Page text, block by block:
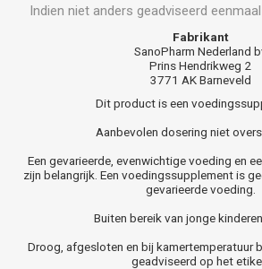
Indien niet anders geadviseerd
Fabrikant
SanoPharm Nederland
Prins Hendrikweg 2
3771 AK Barneveld
Dit product is een
Aanbevolen dosering niet
Een gevarieerde, evenwichtige voeding en
zijn belangrijk. Een voedingssupplement is
gevarieerde voeding.
Buiten bereik van jonge
Droog, afgesloten en bij kamertemperatuur
geadviseerd op het